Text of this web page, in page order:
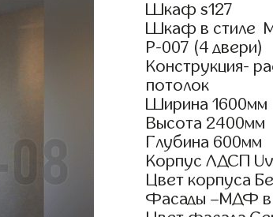
Шкаф s127
Шкаф в стиле
Р-007 (4 двери)
Конструкция-
потолок
Ширина 1600мм
Высота 2400мм
Глубина 600мм
Корпус ЛДСП
Цвет корпуса
Фасады –МДФ в